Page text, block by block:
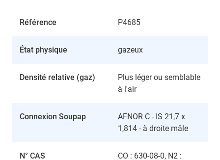
Référence P4685
État physique gazeux
Densité relative (gaz)
Plus léger ou semblable
à l'air
Connexion Soupap
AFNOR C - IS 21,7 x
1,814 - à droite mâle
N° CAS
CO : 630-08-0, N2 :